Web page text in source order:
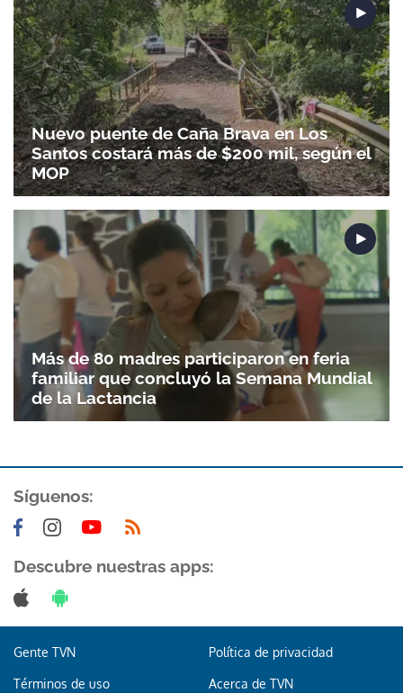
Gracias por suscribirte a nuestro boletín.
Nuevo puente de Caña Brava en Los
Santos costará más de $200 mil, según el
MOP
Más de 80 madres participaron en feria
familiar que concluyó la Semana Mundial
de la Lactancia
Síguenos:
Descubre nuestras apps:
Gente TVN Política de privacidad
Términos de uso Acerca de TVN